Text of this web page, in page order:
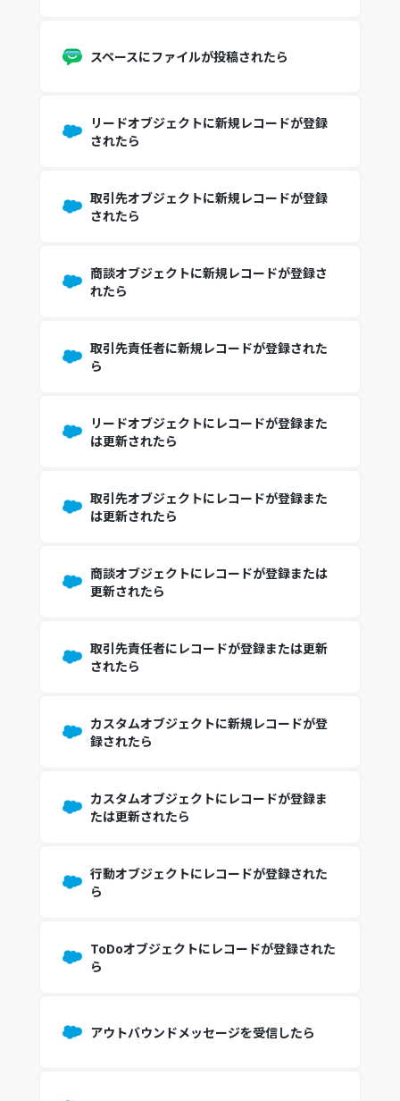
スペースにファイルが投稿されたら
リードオブジェクトに新規レコードが登録
されたら
取引先オブジェクトに新規レコードが登録
されたら
商談オブジェクトに新規レコードが登録さ
れたら
取引先責任者に新規レコードが登録された
ら
リードオブジェクトにレコードが登録また
は更新されたら
取引先オブジェクトにレコードが登録また
は更新されたら
商談オブジェクトにレコードが登録または
更新されたら
取引先責任者にレコードが登録または更新
されたら
カスタムオブジェクトに新規レコードが登
録されたら
カスタムオブジェクトにレコードが登録ま
たは更新されたら
行動オブジェクトにレコードが登録された
ら
ToDoオブジェクトにレコードが登録された
ら
アウトバウンドメッセージを受信したら